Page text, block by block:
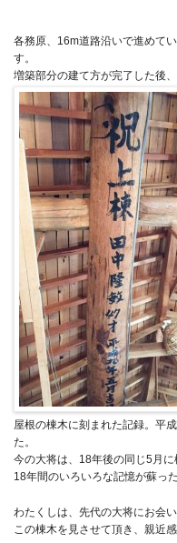
各務原、16m道路沿いで進めて
す。
増築部分の建て方が完了した後
屋根の棟木に刻まれた記録。平
た。
今の大将は、18年後の同じ5月に
18年間のいろいろな記憶が蘇っ
わたくしは、先代の大将にお会
この棟木を見させて頂き、親近